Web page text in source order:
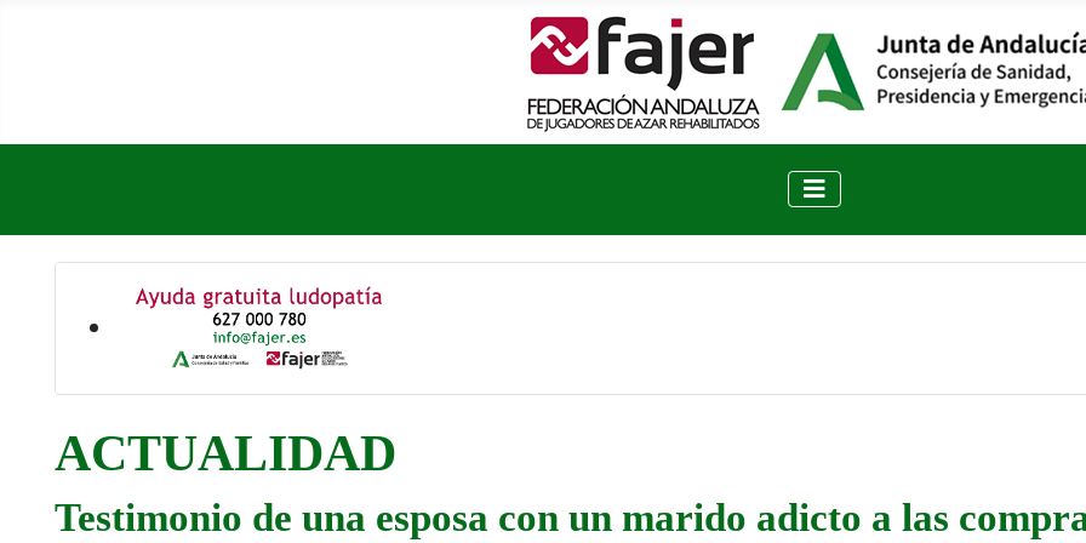
ACTUALIDAD
Testimonio de una esposa con un marido adicto a las